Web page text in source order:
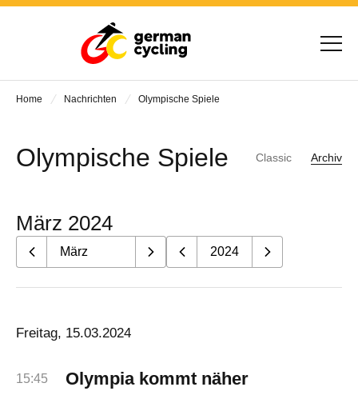
Home Nachrichten Olympische Spiele
Olympische Spiele Classic Archiv
März 2024
Freitag, 15.03.2024
15:45 Olympia kommt näher